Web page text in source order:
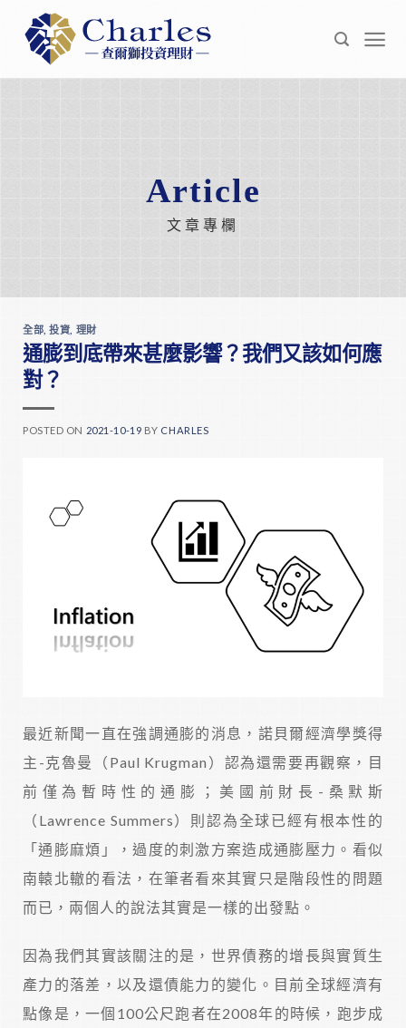
content
Article
文章專欄
全部 ,投資 理財
通膨到底帶來甚麼影響？我們又該如何應
對？
POSTED ON 2021-10-19 BY CHARLES
最近新聞一直在強調通膨的消息，諾貝爾經濟學獎得
主-克魯曼（Paul Krugman）認為還需要再觀察，目
前僅為暫時性的通膨；美國前財長-桑默斯
（Lawrence Summers）則認為全球已經有根本性的
「通膨麻煩」，過度的刺激方案造成通膨壓力。看似
南轅北轍的看法，在筆者看來其實只是階段性的問題
而已，兩個人的說法其實是一樣的出發點。
因為我們其實該關注的是，世界債務的增長與實質生
產力的落差，以及還債能力的變化。目前全球經濟有
點像是，一個100公尺跑者在2008年的時候，跑步成